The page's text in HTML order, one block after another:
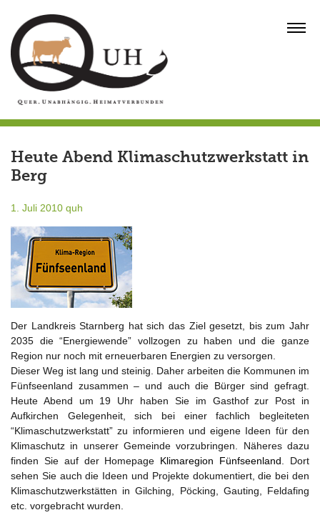
content
Heute Abend Klimaschutzwerkstatt in
Berg
1. Juli 2010 quh
Der Landkreis Starnberg hat sich das Ziel gesetzt, bis zum Jahr
2035 die “Energiewende” vollzogen zu haben und die ganze
Region nur noch mit erneuerbaren Energien zu versorgen.
Dieser Weg ist lang und steinig. Daher arbeiten die Kommunen im
Fünfseenland zusammen – und auch die Bürger sind gefragt.
Heute Abend um 19 Uhr haben Sie im Gasthof zur Post in
Aufkirchen Gelegenheit, sich bei einer fachlich begleiteten
“Klimaschutzwerkstatt” zu informieren und eigene Ideen für den
Klimaschutz in unserer Gemeinde vorzubringen. Näheres dazu
finden Sie auf der Homepage Klimaregion Fünfseenland. Dort
sehen Sie auch die Ideen und Projekte dokumentiert, die bei den
Klimaschutzwerkstätten in Gilching, Pöcking, Gauting, Feldafing
etc. vorgebracht wurden.